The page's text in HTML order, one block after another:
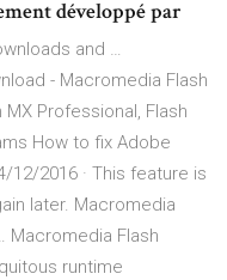
développé par
and …
- Macromedia Flash
Professional, Flash
How to fix Adobe
12/2016 · This feature is
later. Macromedia
Macromedia Flash
runtime